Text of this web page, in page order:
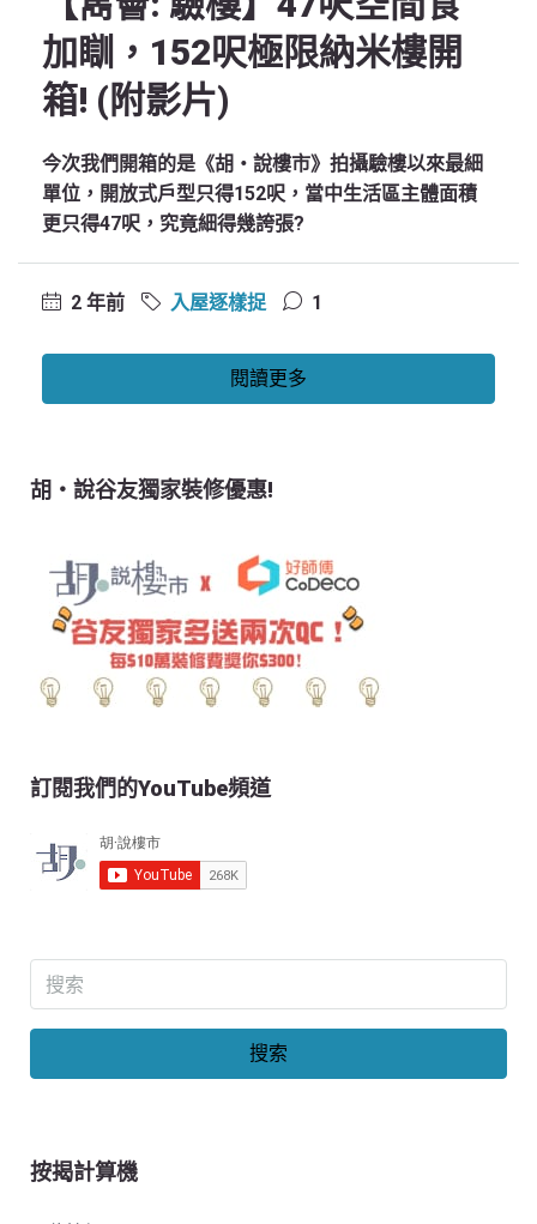
加瞓，152呎極限納米樓開
箱! (附影片)
今次我們開箱的是《胡‧說樓市》拍攝驗樓以來最細
單位，開放式戶型只得152呎，當中生活區主體面積
更只得47呎，究竟細得幾誇張?
2 年前 入屋逐樣捉 1
閱讀更多
胡‧說谷友獨家裝修優惠!
訂閱我們的YouTube頻道
搜索
按揭計算機